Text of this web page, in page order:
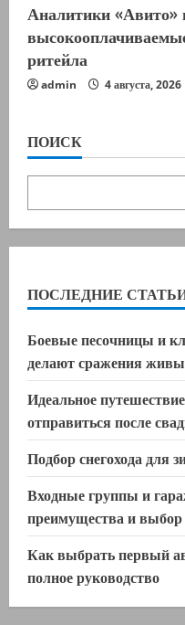
Аналитики «Авито»
ритейла
admin 4 августа, 2026
ПОИСК
ПОСЛЕДНИЕ
Боевые песочницы и
делают сражения
Идеальное
отправиться после
Подбор снегохода для
Входные группы и
преимущества и выбор
Как выбрать первый
полное руководство